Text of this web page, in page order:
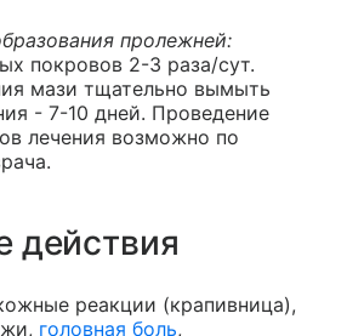
пролежней:
покровов 2-3 раза/сут.
мази тщательно вымыть
- 7-10 дней. Проведение
лечения возможно по
действия
реакции (крапивница),
головная боль,